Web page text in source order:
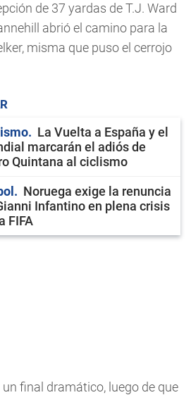
de 37 yardas de T.J. Ward
abrió el camino para la
misma que puso el cerrojo
La Vuelta a España y el
marcarán el adiós de
Quintana al ciclismo
Noruega exige la renuncia
Infantino en plena crisis
FIFA
final dramático, luego de que